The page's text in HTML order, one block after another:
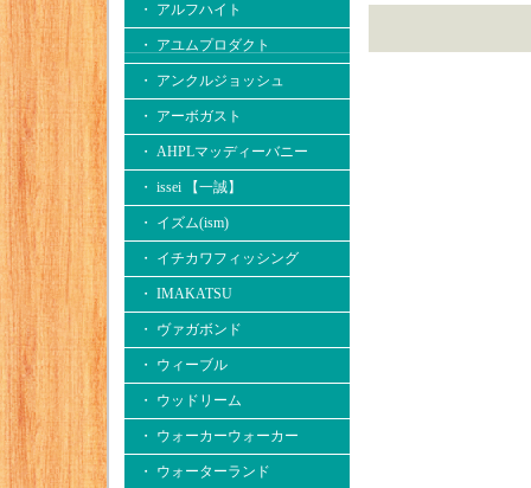
・ アルフハイト
・ アユムプロダクト
・ アンクルジョッシュ
・ アーボガスト
・ AHPLマッディーバニー
・ issei 【一誠】
・ イズム(ism)
・ イチカワフィッシング
・ IMAKATSU
・ ヴァガボンド
・ ウィーブル
・ ウッドリーム
・ ウォーカーウォーカー
・ ウォーターランド